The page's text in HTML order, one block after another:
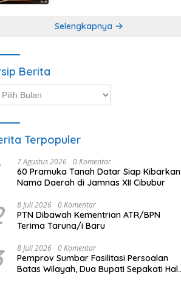
Selengkapnya
Berita
Terpopuler
7 Agustus 2026 0 Komentar
60 Pramuka Tanah Datar Siap Kibarkan
Nama Daerah di Jamnas XII Cibubur
8 Juli 2026 0 Komentar
PTN Dibawah Kementrian ATR/BPN
Terima Taruna/i Baru
8 Juli 2026 0 Komentar
Pemprov Sumbar Fasilitasi Persoalan
Batas Wilayah, Dua Bupati Sepakati Hal